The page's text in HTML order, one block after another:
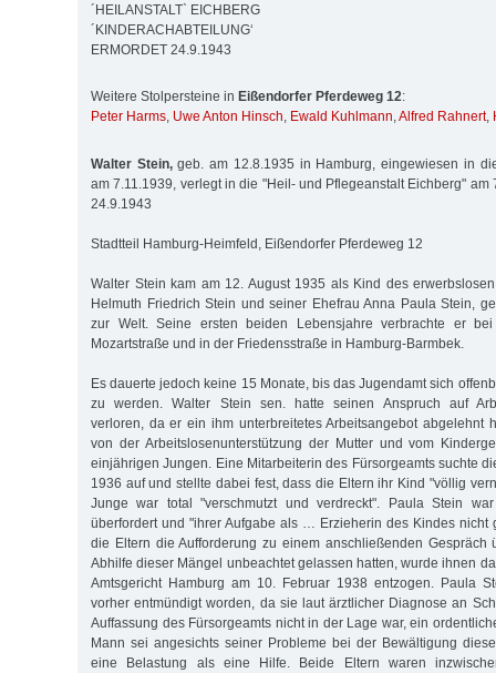
´HEILANSTALT` EICHBERG
´KINDERACHABTEILUNG‘
ERMORDET 24.9.1943
Weitere Stolpersteine in Eißendorfer Pferdeweg 12:
Peter Harms, Uwe Anton Hinsch, Ewald Kuhlmann,Alfred Rahnert,
Walter Stein,geb. am 12.8.1935 in Hamburg, eingewiesen in
am 7.11.1939, verlegt in die "Heil- und Pflegeanstalt Eichberg" am
24.9.1943
Stadtteil Hamburg-Heimfeld, Eißendorfer Pferdeweg 12
Walter Stein kam am 12. August 1935 als Kind des
Helmuth Friedrich Stein und seiner Ehefrau Anna Paula Stein,
zur Welt. Seine ersten beiden Lebensjahre verbrachte er
Mozartstraße und in der Friedensstraße in Hamburg-Barmbek.
Es dauerte jedoch keine 15 Monate, bis das Jugendamt sich
zu werden. Walter Stein sen. hatte seinen Anspruch auf
verloren, da er ein ihm unterbreitetes Arbeitsangebot abgelehnt
von der Arbeitslosenunterstützung der Mutter und vom
einjährigen Jungen. Eine Mitarbeiterin des Fürsorgeamts suchte
1936 auf und stellte dabei fest, dass die Eltern ihr Kind "völlig
Junge war total "verschmutzt und verdreckt". Paula Stein
überfordert und "ihrer Aufgabe als … Erzieherin des Kindes nicht
die Eltern die Aufforderung zu einem anschließenden Gespräch
Abhilfe dieser Mängel unbeachtet gelassen hatten, wurde ihnen
Amtsgericht Hamburg am 10. Februar 1938 entzogen. Paula
vorher entmündigt worden, da sie laut ärztlicher Diagnose an
Auffassung des Fürsorgeamts nicht in der Lage war, ein
Mann sei angesichts seiner Probleme bei der Bewältigung
eine Belastung als eine Hilfe. Beide Eltern waren